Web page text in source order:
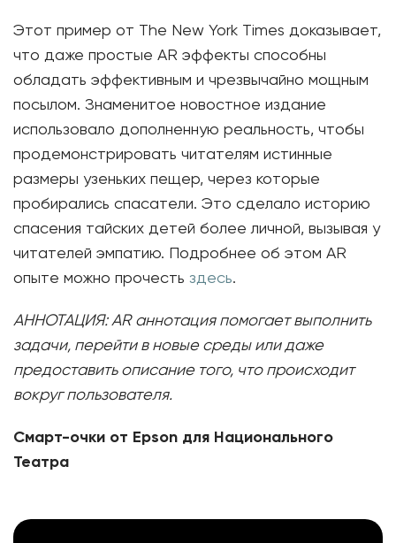
Этот пример от The New York Times доказывает,
что даже простые AR эффекты способны
обладать эффективным и чрезвычайно мощным
посылом. Знаменитое новостное издание
использовало дополненную реальность, чтобы
продемонстрировать читателям истинные
размеры узеньких пещер, через которые
пробирались спасатели. Это сделало историю
спасения тайских детей более личной, вызывая у
читателей эмпатию. Подробнее об этом AR
опыте можно прочесть здесь.
АННОТАЦИЯ:AR аннотация помогает выполнить
задачи, перейти в новые среды или даже
предоставить описание того, что происходит
вокруг пользователя.
Смарт-очки от Epson для Национального
Театра